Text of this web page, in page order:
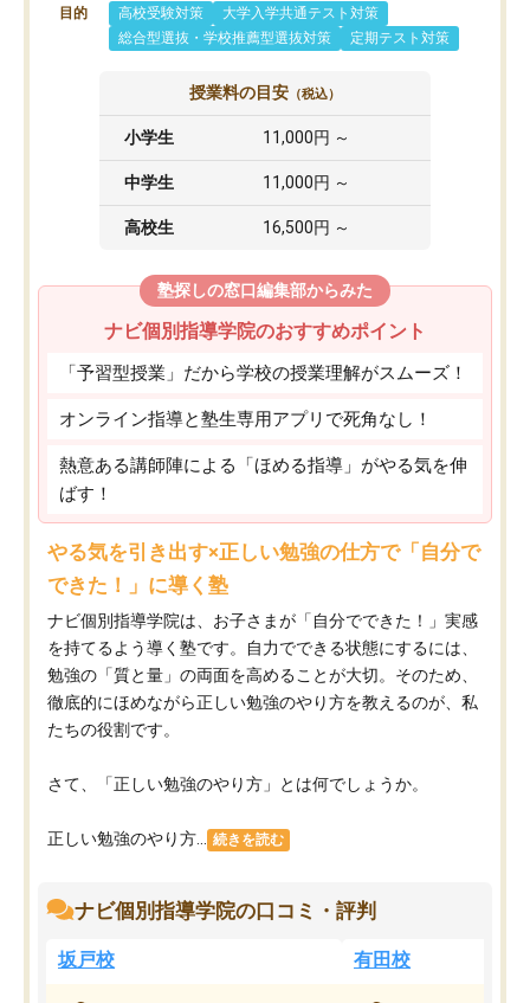
目的 高校受験対策
大学入学共通テスト対策
総合型選抜・学校推薦型選抜対策
定期テスト対策
授業料の目安 （税込）
小学生 11,000円 ～
中学生 11,000円 ～
高校生 16,500円 ～
塾探しの窓口編集部からみた
ナビ個別指導学院のおすすめポイント
「予習型授業」だから学校の授業理解がスムーズ！
オンライン指導と塾生専用アプリで死角なし！
熱意ある講師陣による「ほめる指導」がやる気を伸
ばす！
やる気を引き出す×正しい勉強の仕方で「自分で
できた！」に導く塾
ナビ個別指導学院は、お子さまが「自分でできた！」実感
を持てるよう導く塾です。自力でできる状態にするには、
勉強の「質と量」の両面を高めることが大切。そのため、
徹底的にほめながら正しい勉強のやり方を教えるのが、私
たちの役割です。
さて、「正しい勉強のやり方」とは何でしょうか。
正しい勉強のやり方... 続きを読む
ナビ個別指導学院の口コミ・評判
坂戸校 有田校